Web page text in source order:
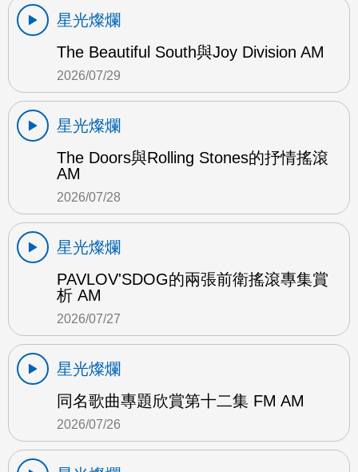
星光燦爛
The Beautiful South與Joy Division AM
2026/07/29
星光燦爛
The Doors與Rolling Stones的抒情搖滾
AM
2026/07/28
星光燦爛
PAVLOV'SDOG的兩張前衛搖滾專集賞
析 AM
2026/07/27
星光燦爛
同名歌曲專題欣賞第十二集 FM AM
2026/07/26